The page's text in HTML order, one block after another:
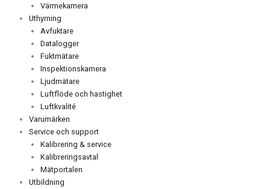
Värmekamera
Uthyrning
Avfuktare
Datalogger
Fuktmätare
Inspektionskamera
Ljudmätare
Luftflöde och hastighet
Luftkvalité
Varumärken
Service och support
Kalibrering & service
Kalibreringsavtal
Mätportalen
Utbildning